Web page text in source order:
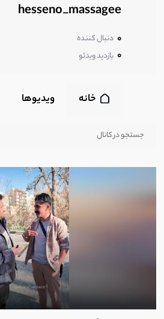
hesseno_massagee
0 دنبال کننده
0 بازدید ویدئو
خانه ویدیوها